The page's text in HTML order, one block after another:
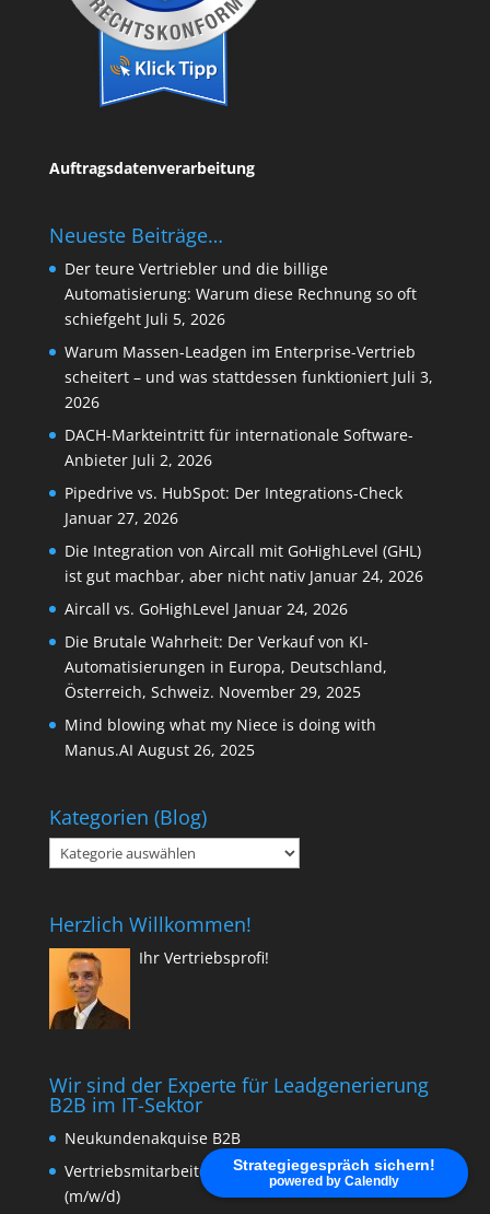
Strategiegespräch sichern!
powered by Calendly
Auftragsdatenverarbeitung
Neueste Beiträge…
Der teure Vertriebler und die billige
Automatisierung: Warum diese Rechnung so oft
schiefgeht Juli 5, 2026
Warum Massen-Leadgen im Enterprise-Vertrieb
scheitert – und was stattdessen funktioniert Juli 3,
2026
DACH-Markteintritt für internationale Software-
Anbieter Juli 2, 2026
Pipedrive vs. HubSpot: Der Integrations-Check
Januar 27, 2026
Die Integration von Aircall mit GoHighLevel (GHL)
ist gut machbar, aber nicht nativ Januar 24, 2026
Aircall vs. GoHighLevel Januar 24, 2026
Die Brutale Wahrheit: Der Verkauf von KI-
Automatisierungen in Europa, Deutschland,
Österreich, Schweiz. November 29, 2025
Mind blowing what my Niece is doing with
Manus.AI August 26, 2025
Kategorien (Blog)
Kategorien
(Blog)
Herzlich Willkommen!
Ihr Vertriebsprofi!
Wir sind der Experte für Leadgenerierung
B2B im IT-Sektor
Neukundenakquise B2B
Vertriebsmitarbeiter:in / Sales Mitarbeiter:in
(m/w/d)